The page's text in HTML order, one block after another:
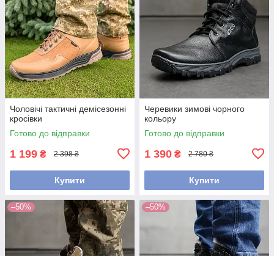
Чоловічі тактичні демісезонні
кросівки
Готово до відправки
1 199 ₴ 2 398 ₴
Купити
Черевики зимові чорного
кольору
Готово до відправки
1 390 ₴ 2 780 ₴
Купити
–50% –50%